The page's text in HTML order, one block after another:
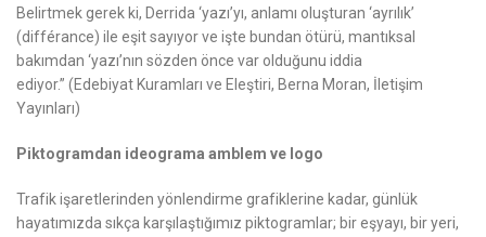
Belirtmek gerek ki, Derrida ‘yazı’yı, anlamı oluşturan ‘ayrılık’
(différance) ile eşit sayıyor ve işte bundan ötürü, mantıksal
bakımdan ‘yazı’nın sözden önce var olduğunu iddia
ediyor.” (Edebiyat Kuramları ve Eleştiri, Berna Moran, İletişim
Yayınları)
Piktogramdan ideograma amblem ve logo
Trafik işaretlerinden yönlendirme grafiklerine kadar, günlük
hayatımızda sıkça karşılaştığımız piktogramlar; bir eşyayı, bir yeri,